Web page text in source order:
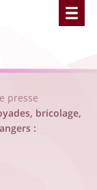
- Marseille
presse
bricolage,
: